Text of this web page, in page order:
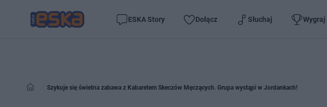
ESKA Story Dołącz Słuchaj Wygraj
Szykuje się świetna zabawa z Kabaretem Skeczów Męczących. Grupa wystąpi w Jordankach!